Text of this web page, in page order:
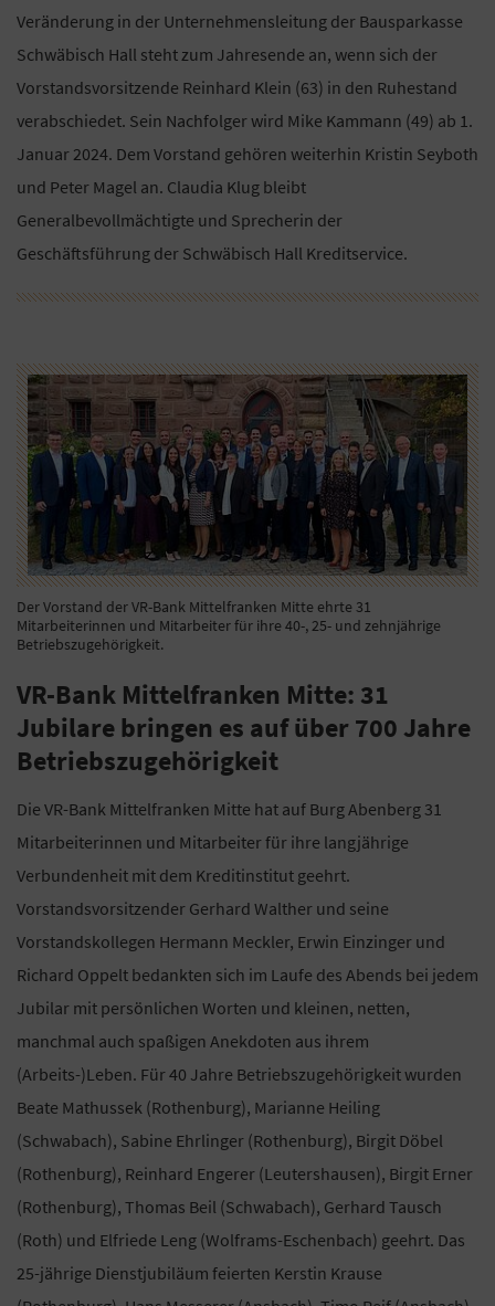
Veränderung in der Unternehmensleitung der Bausparkasse
Schwäbisch Hall steht zum Jahresende an, wenn sich der
Vorstandsvorsitzende Reinhard Klein (63) in den Ruhestand
verabschiedet. Sein Nachfolger wird Mike Kammann (49) ab 1.
Januar 2024. Dem Vorstand gehören weiterhin Kristin Seyboth
und Peter Magel an. Claudia Klug bleibt
Generalbevollmächtigte und Sprecherin der
Geschäftsführung der Schwäbisch Hall Kreditservice.
Der Vorstand der VR-Bank Mittelfranken Mitte ehrte 31
Mitarbeiterinnen und Mitarbeiter für ihre 40-, 25- und zehnjährige
Betriebszugehörigkeit.
VR-Bank Mittelfranken Mitte: 31
Jubilare bringen es auf über 700 Jahre
Betriebszugehörigkeit
Die VR-Bank Mittelfranken Mitte hat auf Burg Abenberg 31
Mitarbeiterinnen und Mitarbeiter für ihre langjährige
Verbundenheit mit dem Kreditinstitut geehrt.
Vorstandsvorsitzender Gerhard Walther und seine
Vorstandskollegen Hermann Meckler, Erwin Einzinger und
Richard Oppelt bedankten sich im Laufe des Abends bei jedem
Jubilar mit persönlichen Worten und kleinen, netten,
manchmal auch spaßigen Anekdoten aus ihrem
(Arbeits-)Leben. Für 40 Jahre Betriebszugehörigkeit wurden
Beate Mathussek (Rothenburg), Marianne Heiling
(Schwabach), Sabine Ehrlinger (Rothenburg), Birgit Döbel
(Rothenburg), Reinhard Engerer (Leutershausen), Birgit Erner
(Rothenburg), Thomas Beil (Schwabach), Gerhard Tausch
(Roth) und Elfriede Leng (Wolframs-Eschenbach) geehrt. Das
25-jährige Dienstjubiläum feierten Kerstin Krause